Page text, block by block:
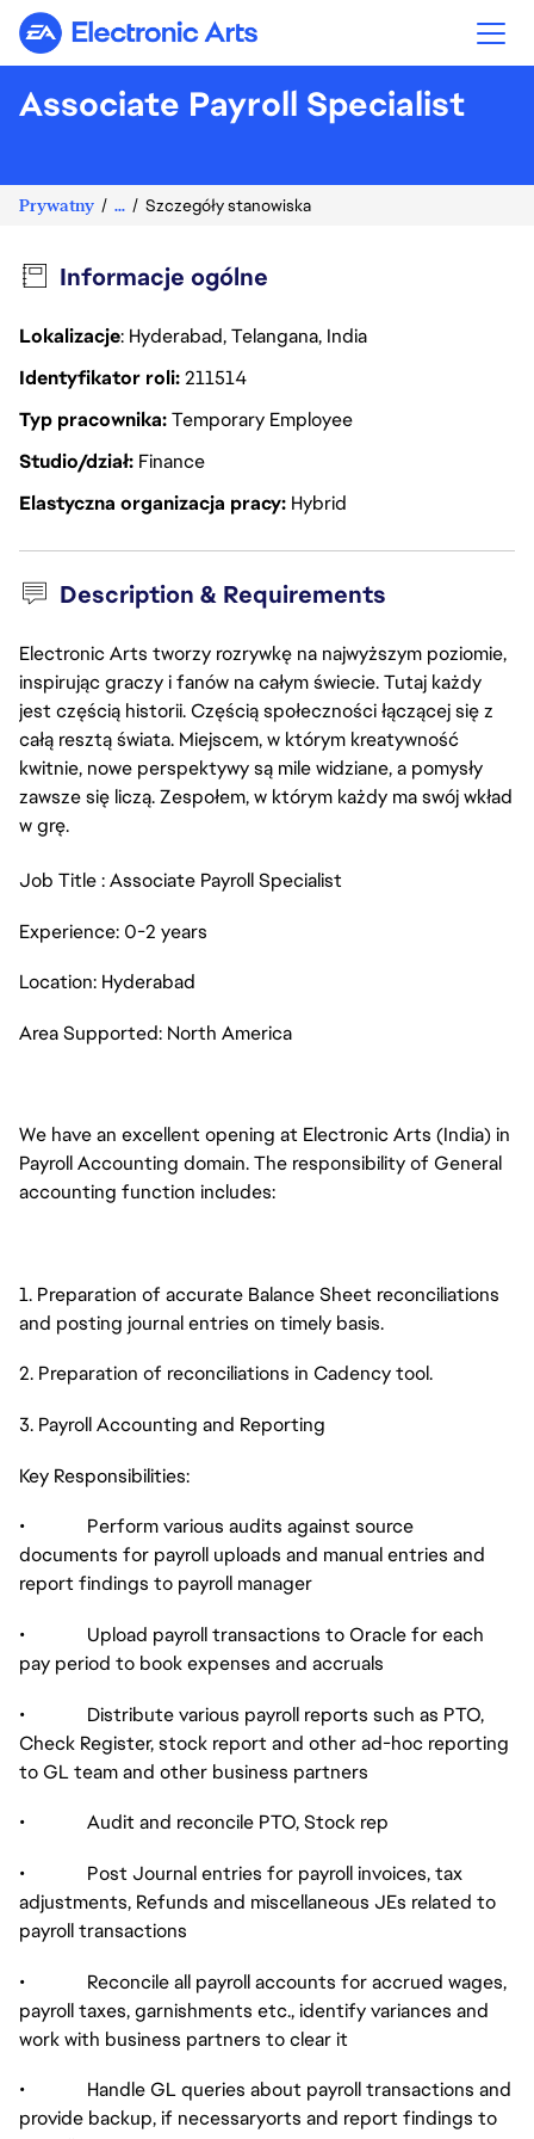
Electronic Arts
Associate Payroll Specialist
Prywatny ... Szczegóły stanowiska
Informacje ogólne
Lokalizacje: Hyderabad, Telangana, India
Identyfikator roli211514
Typ pracownikaTemporary Employee
Studio/dział Finance
Elastyczna organizacja pracy Hybrid
Description & Requirements
Electronic Arts tworzy rozrywkę na najwyższym poziomie,
inspirując graczy i fanów na całym świecie. Tutaj każdy
jest częścią historii. Częścią społeczności łączącej się z
całą resztą świata. Miejscem, w którym kreatywność
kwitnie, nowe perspektywy są mile widziane, a pomysły
zawsze się liczą. Zespołem, w którym każdy ma swój wkład
w grę.
Job Title : Associate Payroll Specialist
Experience: 0-2 years
Location: Hyderabad
Area Supported: North America
We have an excellent opening at Electronic Arts (India) in
Payroll Accounting domain. The responsibility of General
accounting function includes:
1. Preparation of accurate Balance Sheet reconciliations
and posting journal entries on timely basis.
2. Preparation of reconciliations in Cadency tool.
3. Payroll Accounting and Reporting
Key Responsibilities:
• Perform various audits against source
documents for payroll uploads and manual entries and
report findings to payroll manager
• Upload payroll transactions to Oracle for each
pay period to book expenses and accruals
• Distribute various payroll reports such as PTO,
Check Register, stock report and other ad-hoc reporting
to GL team and other business partners
• Audit and reconcile PTO, Stock rep
• Post Journal entries for payroll invoices, tax
adjustments, Refunds and miscellaneous JEs related to
payroll transactions
• Reconcile all payroll accounts for accrued wages,
payroll taxes, garnishments etc., identify variances and
work with business partners to clear it
• Handle GL queries about payroll transactions and
provide backup, if necessaryorts and report findings to